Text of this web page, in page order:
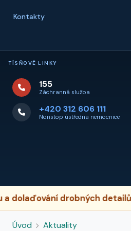
Kontakty
TÍSŇOVÉ LINKY
155
Záchranná služba
+420 312 606 111
Nonstop ústředna nemocnice
drobných detailů.
Úvod
Aktuality